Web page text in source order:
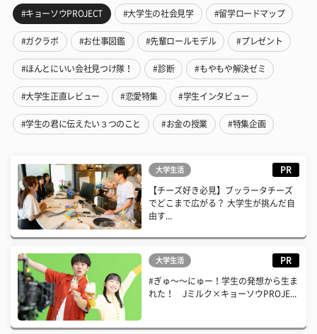
#キョーソウPROJECT #大学生の社会見学 #留学ロードマップ
#ガクラボ #お仕事図鑑 #先輩ロールモデル #プレゼント
#ほんとにいい会社見つけ隊！ #診断 #もやもや解決ゼミ
#大学生正直レビュー #恋愛特集 #学生インタビュー
#学生の君に伝えたい３つのこと #お金の授業 #特集企画
大学生活 PR
【チーズ好き必見】ブッラータチーズ
でどこまで広がる？ 大学生が挑んだ自
由す...
大学生活 PR
#ぎゅ〜〜にゅー！学生の発想から生ま
れた！ Jミルク×キョーソウPROJE...